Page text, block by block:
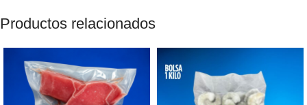
Productos relacionados